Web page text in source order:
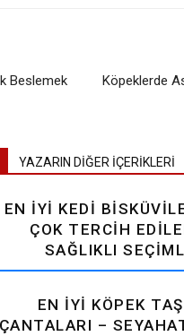
Beslemek
Köpeklerde
YAZARIN DİĞER İÇERİKLERİ
EN İYI KEDI
ÇOK TERCIH
SAĞLIKLI
EN İYI KÖPEK
ÇANTALARI –